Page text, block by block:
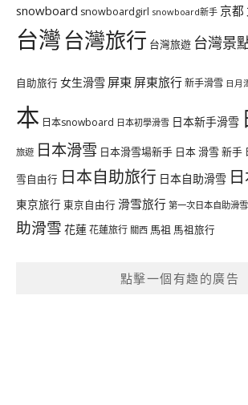
snowboard snowboardgirl snowboard新手 京都
台灣台灣旅行 台灣旅遊 台灣景
自助旅行 女生滑雪 屏東 屏東旅行新手滑雪 日月
本 日本snowboard 日本初學滑雪 日本新手滑雪
旅遊 日本滑雪 日本滑雪場新手 日本 滑雪 新手
雪自由行 日本自助旅行 日本自助滑雪
東京旅行 東京自由行 滑雪旅行 第一次日本自助滑雪
助滑雪 花蓮花蓮旅行 關西 馬祖 馬祖旅行
點擊一個有趣的廣告